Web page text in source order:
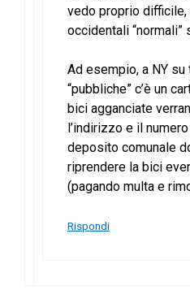
vedo proprio
occidentali “normali”
Ad esempio, a NY
“pubbliche” c’è un
bici agganciate
l’indirizzo e il
deposito comunale
riprendere la bici
(pagando multa e
Rispondi